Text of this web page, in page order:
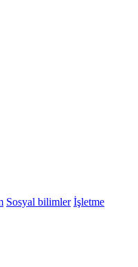
Sosyal bilimler İşletme